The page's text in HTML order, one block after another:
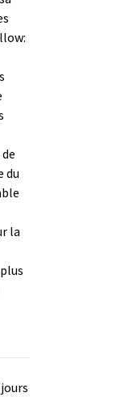
du
la